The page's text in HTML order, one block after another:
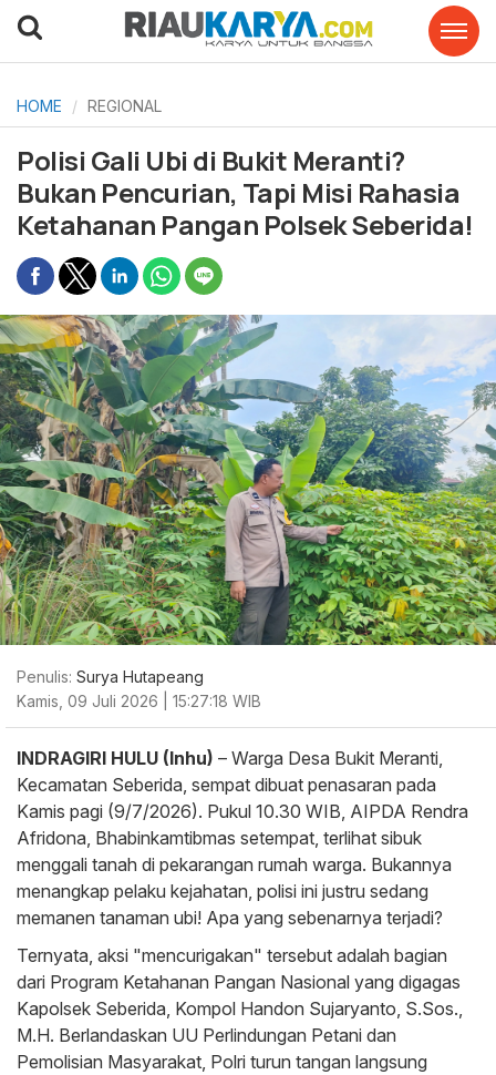
HOME REGIONAL
Polisi Gali Ubi di Bukit Meranti?
Bukan Pencurian, Tapi Misi Rahasia
Ketahanan Pangan Polsek Seberida!
Penulis: Surya Hutapeang
Kamis, 09 Juli 2026 | 15:27:18 WIB
INDRAGIRI HULU (Inhu) – Warga Desa Bukit Meranti,
Kecamatan Seberida, sempat dibuat penasaran pada
Kamis pagi (9/7/2026). Pukul 10.30 WIB, AIPDA Rendra
Afridona, Bhabinkamtibmas setempat, terlihat sibuk
menggali tanah di pekarangan rumah warga. Bukannya
menangkap pelaku kejahatan, polisi ini justru sedang
memanen tanaman ubi! Apa yang sebenarnya terjadi?
Ternyata, aksi "mencurigakan" tersebut adalah bagian
dari Program Ketahanan Pangan Nasional yang digagas
Kapolsek Seberida, Kompol Handon Sujaryanto, S.Sos.,
M.H. Berlandaskan UU Perlindungan Petani dan
Pemolisian Masyarakat, Polri turun tangan langsung